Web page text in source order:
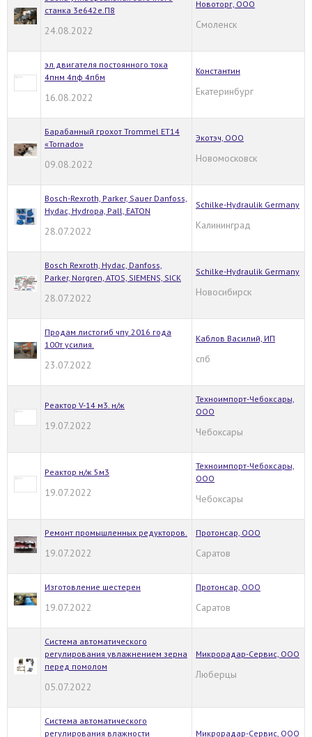
станка 3е642е.П8
24.08.2022
Новоторг, ООО
Смоленск
эл.двигателя постоянного тока
4пнм 4пф 4пбм
16.08.2022
Константин
Екатеринбург
Барабанный грохот Trommel ET14
«Tornado»
09.08.2022
Экотэч, ООО
Новомосковск
Bosch-Rexroth, Parker, Sauer Danfoss,
Hydac, Hydropa, Pall, EATON
28.07.2022
Schilke-Hydraulik Germany
Калининград
Bosch Rexroth, Hydac, Danfoss,
Parker, Norgren, ATOS, SIEMENS, SICK
28.07.2022
Schilke-Hydraulik Germany
Новосибирск
Продам листогиб чпу 2016 года
100т усилия.
23.07.2022
Каблов Василий, ИП
спб
Реактор V-14 м3. н/ж
19.07.2022
Техноимпорт-Чебоксары,
ООО
Чебоксары
Реактор н/ж 5м3
19.07.2022
Техноимпорт-Чебоксары,
ООО
Чебоксары
Ремонт промышленных редукторов.
19.07.2022
Протонсар, ООО
Саратов
Изготовление шестерен
19.07.2022
Протонсар, ООО
Саратов
Система автоматического
регулирования увлажнением зерна
перед помолом
05.07.2022
Микрорадар-Сервис, ООО
Люберцы
Система автоматического
регулирования влажности
Микрорадар-Сервис, ООО